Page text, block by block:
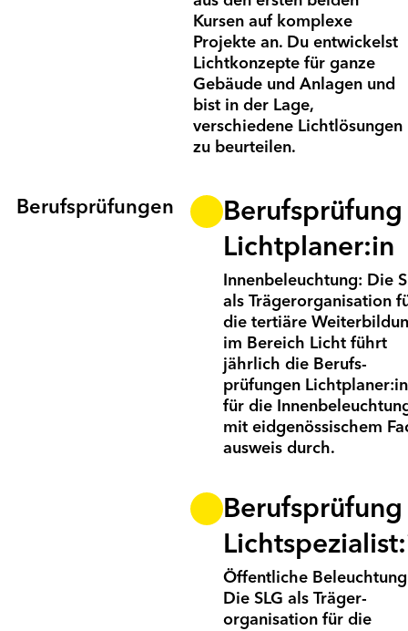
Kursen auf komplexe
Projekte an. Du ent­wick­elst
Licht­konzepte für ganze
Gebäude und Anlagen und
bist in der Lage,
verschiedene Licht­lösungen
zu beurteilen.
Berufsprüfungen
Berufsprüfung
Lichtplaner:in
Innenbeleuchtung: Die
als Träger­organisation
die tertiäre
im Bereich Licht führt
jährlich die Berufs­
prüfungen Licht­planer:in
für die
mit eid­genössischem
ausweis durch.
Berufsprüfung
Öffentliche
Die SLG als Träger­
organisation für die